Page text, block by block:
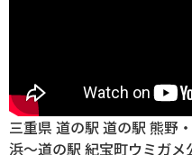
三重県 道の駅 道の駅 熊野
浜～道の駅 紀宝町ウミガメ